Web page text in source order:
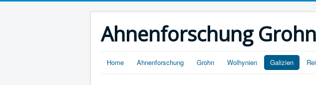
Ahnenforschung Grohn
Home Ahnenforschung Grohn Wolhynien Galizien